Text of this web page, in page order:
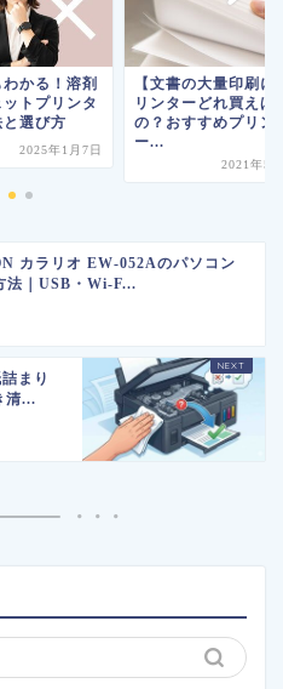
かる！溶剤
トプリンタ
選び方
2025年1月7日
【文書の大量印刷に
リンターどれ買えば
の？おすすめプリン
ー...
2021年5
カラリオ EW-052Aのパソコン
法｜USB・Wi-F...
まり
清...